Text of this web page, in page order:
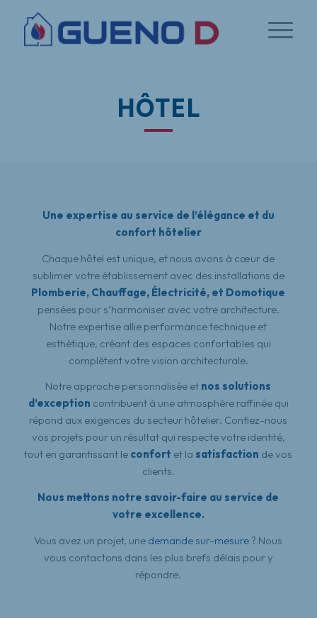
HÔTEL
Une expertise au service de l’élégance et du
confort hôtelier
Chaque hôtel est unique, et nous avons à cœur de
sublimer votre établissement avec des installations de
Plomberie, Chauffage, Électricité, et Domotique
pensées pour s’harmoniser avec votre architecture.
Notre expertise allie performance technique et
esthétique, créant des espaces confortables qui
complètent votre vision architecturale.
Notre approche personnalisée et nos solutions
d’exception contribuent à une atmosphère raffinée qui
répond aux exigences du secteur hôtelier. Confiez-nous
vos projets pour un résultat qui respecte votre identité,
tout en garantissant le confort et lasatisfaction de vos
clients.
Nous mettons notre savoir-faire au service de
votre excellence.
Vous avez un projet, une demande sur-mesure ? Nous
vous contactons dans les plus brefs délais pour y
répondre.